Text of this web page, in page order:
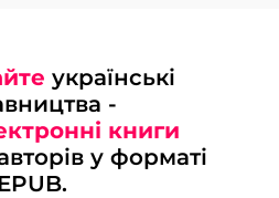
українські
-
книги
у форматі